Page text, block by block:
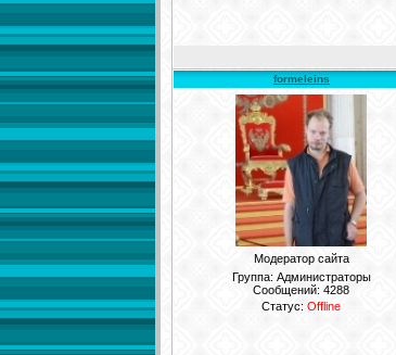
formeleins
Модератор сайта
Группа: Администраторы
Сообщений:4288
Статус:Offline